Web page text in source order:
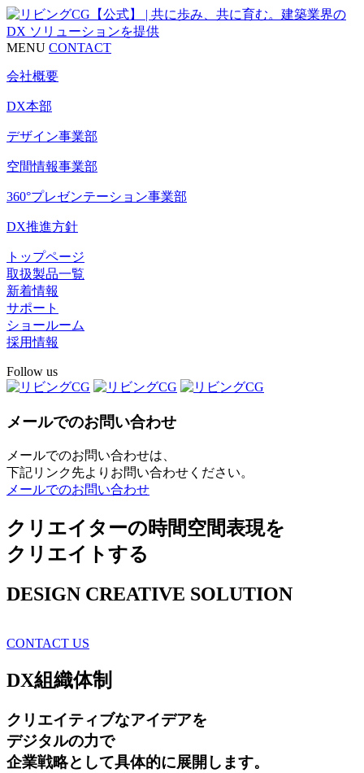
MENU CONTACT
会社概要
DX本部
デザイン事業部
空間情報事業部
360°プレゼンテーション事業部
DX推進方針
トップページ
取扱製品一覧
新着情報
サポート
ショールーム
採用情報
Follow us
メールでのお問い合わせ
メールでのお問い合わせは、
下記リンク先よりお問い合わせください。
メールでのお問い合わせ
クリエイターの時間空間表現を
クリエイトする
DESIGN CREATIVE SOLUTION
CONTACT US
DX組織体制
クリエイティブなアイデアを
デジタルの力で
企業戦略として具体的に展開します。